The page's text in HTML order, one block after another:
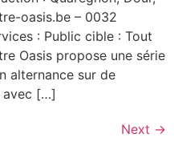
oasis.be – 0032
: Public cible : Tout
Oasis propose une série
alternance sur de
avec […]
Next →